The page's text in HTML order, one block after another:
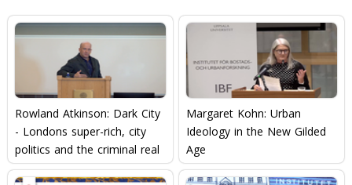
Rowland Atkinson: Dark City
- Londons super-rich, city
politics and the criminal real
estate economy
Margaret Kohn: Urban
Ideology in the New Gilded
Age